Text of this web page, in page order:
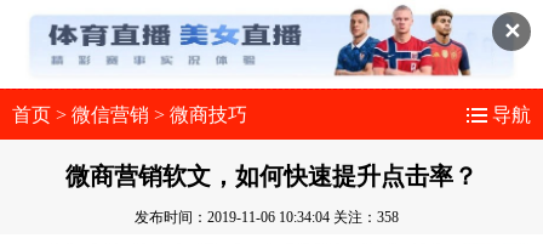
✕
首页 > 微信营销 > 微商技巧 导航
微商营销软文，如何快速提升点击率？
发布时间：2019-11-06 10:34:04 关注：358